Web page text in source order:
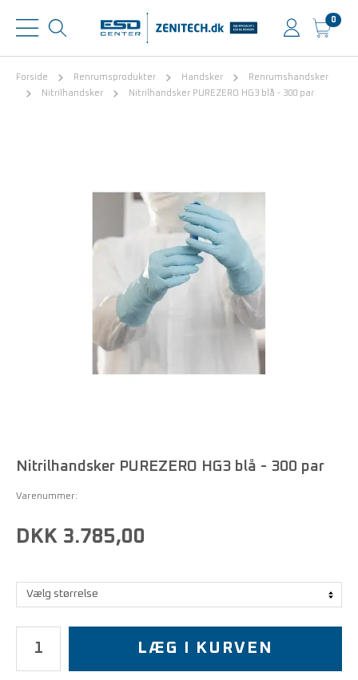
0
Forside Renrumsprodukter Handsker
Renrumshandsker
Nitrilhandsker
Nitrilhandsker PUREZERO HG3 blå - 300 par
Nitrilhandsker PUREZERO HG3 blå - 300 par
Varenummer:
DKK 3.785,00
LÆG I KURVEN